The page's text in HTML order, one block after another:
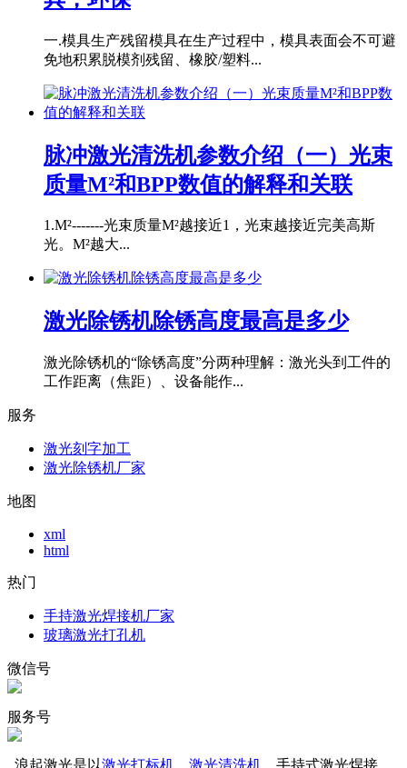
一.模具生产残留模具在生产过程中，模具表面会不可避
免地积累脱模剂残留、橡胶/塑料...
脉冲激光清洗机参数介绍（一）光束
质量M²和BPP数值的解释和关联
1.M²-------光束质量M²越接近1，光束越接近完美高斯
光。M²越大...
激光除锈机除锈高度最高是多少
激光除锈机的“除锈高度”分两种理解：激光头到工件的
工作距离（焦距）、设备能作...
服务
激光刻字加工
激光除锈机厂家
地图
xml
html
热门
手持激光焊接机厂家
玻璃激光打孔机
微信号
服务号